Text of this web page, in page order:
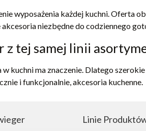
wyposażenia każdej kuchni. Oferta
niezbędne do codziennego
z tej samej linii
kuchni ma znaczenie. Dlatego
i funkcjonalnie, akcesoria kuchenne.
Linie